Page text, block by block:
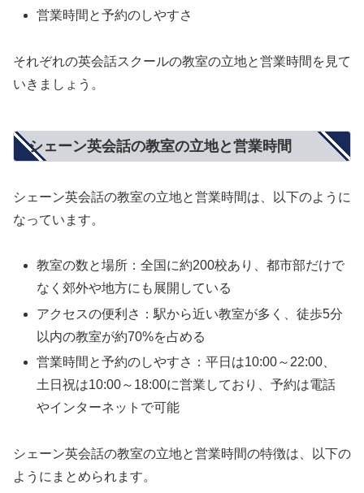
営業時間と予約のしやすさ
それぞれの英会話スクールの教室の立地と営業時間を見て
いきましょう。
シェーン英会話の教室の立地と営業時間
シェーン英会話の教室の立地と営業時間は、以下のように
なっています。
教室の数と場所：全国に約200校あり、都市部だけで
なく郊外や地方にも展開している
アクセスの便利さ：駅から近い教室が多く、徒歩5分
以内の教室が約70%を占める
営業時間と予約のしやすさ：平日は10:00～22:00、
土日祝は10:00～18:00に営業しており、予約は電話
やインターネットで可能
シェーン英会話の教室の立地と営業時間の特徴は、以下の
ようにまとめられます。